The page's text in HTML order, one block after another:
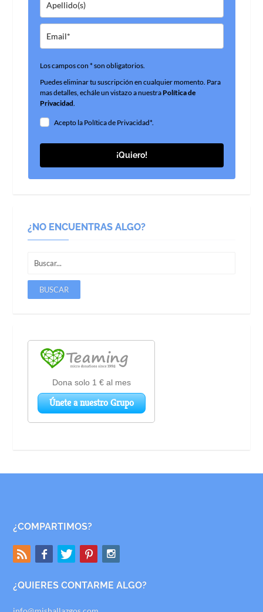
Los campos con * son obligatorios.
Puedes eliminar tu suscripción en cualquier momento. Para
mas detalles, echále un vistazo a nuestraPolítica de
Privacidad.
Acepto la Política de Privacidad*.
¡Quiero!
¿NO ENCUENTRAS ALGO?
¿COMPARTIMOS?
¿QUIERES CONTARME ALGO?